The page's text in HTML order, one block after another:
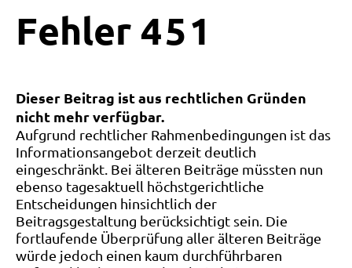
Fehler 4 5 1
Dieser Beitrag ist aus rechtlichen Gründen
nicht mehr verfügbar.
Aufgrund rechtlicher Rahmenbedingungen ist das
Informationsangebot derzeit deutlich
eingeschränkt. Bei älteren Beiträge müssten nun
ebenso tagesaktuell höchstgerichtliche
Entscheidungen hinsichtlich der
Beitragsgestaltung berücksichtigt sein. Die
fortlaufende Überprüfung aller älteren Beiträge
würde jedoch einen kaum durchführbaren